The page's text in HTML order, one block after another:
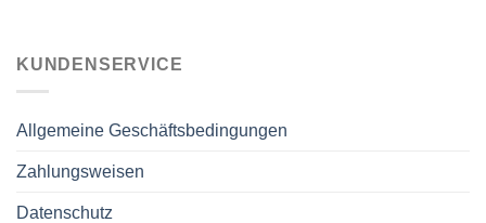
KUNDENSERVICE
Allgemeine Geschäftsbedingungen
Zahlungsweisen
Datenschutz